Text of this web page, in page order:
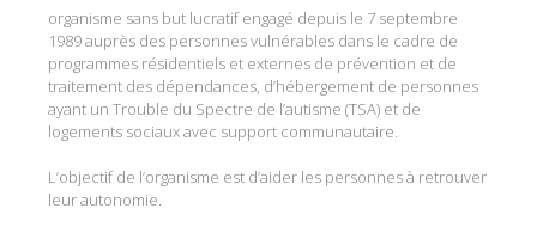
organisme sans but lucratif engagé depuis le 7 septembre
1989 auprès des personnes vulnérables dans le cadre de
programmes résidentiels et externes de prévention et de
traitement des dépendances, d’hébergement de personnes
ayant un Trouble du Spectre de l’autisme (TSA) et de
logements sociaux avec support communautaire.
L’objectif de l’organisme est d’aider les personnes à retrouver
leur autonomie.